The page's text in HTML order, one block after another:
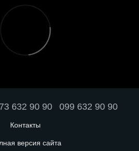
632 90 90 099 632 90 90
Контакты
версия сайта